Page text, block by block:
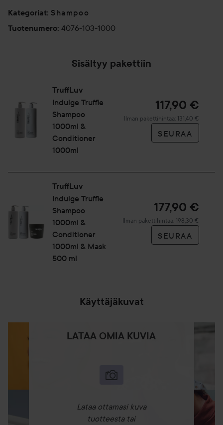
Kategoriat: Shampoo
Tuotenumero: 4076-103-1000
Sisältyy pakettiin
TruffLuv
Indulge Truffle
Shampoo
1000ml &
Conditioner
1000ml
117,90 €
Ilman pakettihintaa: 131,40 €
SEURAA
TruffLuv
Indulge Truffle
Shampoo
1000ml &
Conditioner
1000ml & Mask
500 ml
177,90 €
Ilman pakettihintaa: 198,30 €
SEURAA
Käyttäjäkuvat
LATAA OMIA KUVIA
Lataa ottamasi kuva
tuotteesta tai